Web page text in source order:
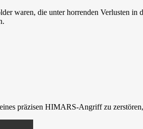
waren, die unter horrenden Verlusten in
präzisen HIMARS-Angriff zu